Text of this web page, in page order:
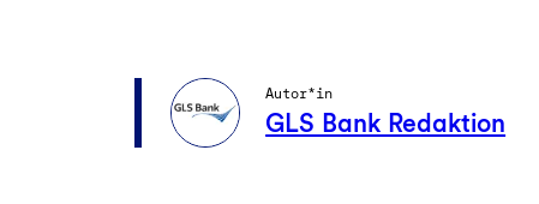
Autor*in
GLS Bank Redaktion